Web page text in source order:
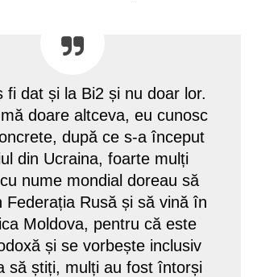
fi dat și la Bi2 și nu doar lor.
doare altceva, eu cunosc
după ce s-a început
din Ucraina, foarte mulți
nume mondial doreau să
Federația Rusă și să vină în
Moldova, pentru că este
și se vorbește inclusiv
să știți, mulți au fost întorși